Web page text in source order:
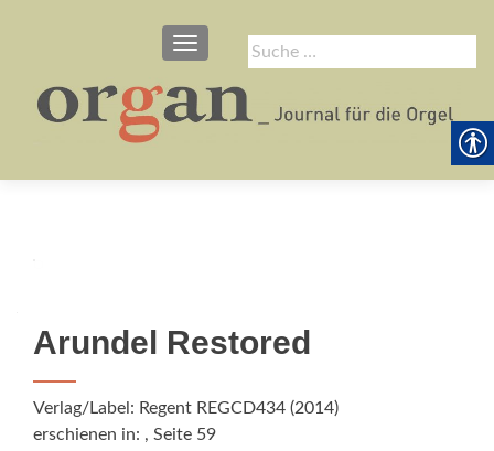
Suche
nach:
SCHALTE NAVIGATION
Arundel Restored
Verlag/Label: Regent REGCD434 (2014)
erschienen in: , Seite 59